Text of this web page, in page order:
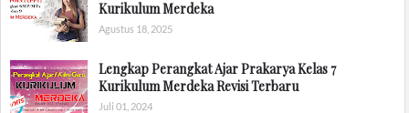
Kurikulum Merdeka
Agustus 18, 2025
Lengkap Perangkat Ajar Prakarya Kelas 7
Kurikulum Merdeka Revisi Terbaru
Juli 01, 2024